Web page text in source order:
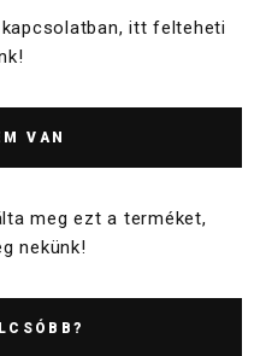
itt felteheti
VAN
meg ezt a terméket,
nekünk!